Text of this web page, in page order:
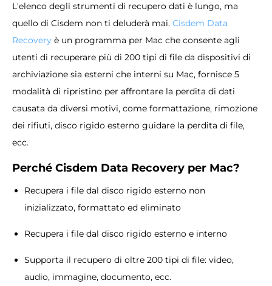
L'elenco degli strumenti di recupero dati è lungo, ma
quello di Cisdem non ti deluderà mai. Cisdem Data
Recovery è un programma per Mac che consente agli
utenti di recuperare più di 200 tipi di file da dispositivi di
archiviazione sia esterni che interni su Mac, fornisce 5
modalità di ripristino per affrontare la perdita di dati
causata da diversi motivi, come formattazione, rimozione
dei rifiuti, disco rigido esterno guidare la perdita di file,
ecc.
Perché Cisdem Data Recovery per Mac?
Recupera i file dal disco rigido esterno non
inizializzato, formattato ed eliminato
Recupera i file dal disco rigido esterno e interno
Supporta il recupero di oltre 200 tipi di file: video,
audio, immagine, documento, ecc.